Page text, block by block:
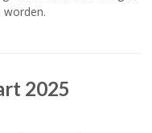
worden.
2025